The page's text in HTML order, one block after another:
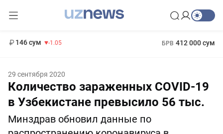
146 сум -1.05 БРВ 412 000 сум
29 сентября 2020
Количество зараженных COVID-19
в Узбекистане превысило 56 тыс.
Минздрав обновил данные по